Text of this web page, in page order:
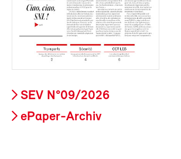
SEV N°09/2026
ePaper-Archiv